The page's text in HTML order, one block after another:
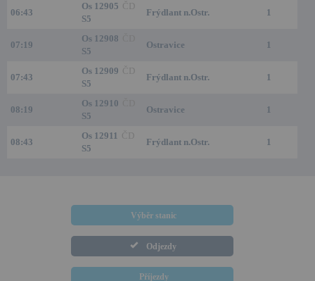
06:43
Os 12905 ČD
S5
Frýdlant n.Ostr. 1
07:19
Os 12908
S5
Ostravice 1
07:43
Os 12909 ČD
S5
Frýdlant n.Ostr. 1
08:19
Os 12910
S5
Ostravice 1
08:43
Os 12911 ČD
S5
Frýdlant n.Ostr. 1
Výběr stanic
Odjezdy
Příjezdy